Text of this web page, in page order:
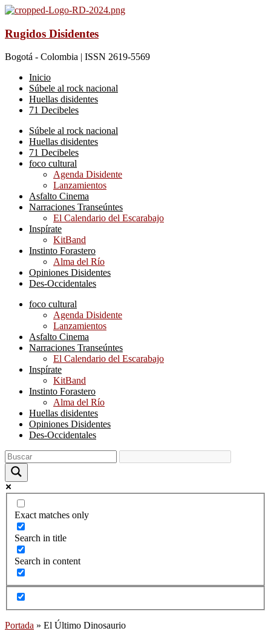
Rugidos Disidentes
Bogotá - Colombia | ISSN 2619-5569
Inicio
Súbele al rock nacional
Huellas disidentes
71 Decibeles
Súbele al rock nacional
Huellas disidentes
71 Decibeles
foco cultural
Agenda Disidente
Lanzamientos
Asfalto Cinema
Narraciones Transeúntes
El Calendario del Escarabajo
Inspírate
KitBand
Instinto Forastero
Alma del Río
Opiniones Disidentes
Des-Occidentales
foco cultural
Agenda Disidente
Lanzamientos
Asfalto Cinema
Narraciones Transeúntes
El Calendario del Escarabajo
Inspírate
KitBand
Instinto Forastero
Alma del Río
Huellas disidentes
Opiniones Disidentes
Des-Occidentales
Exact matches only
Search in title
Search in content
Portada » El Último Dinosaurio